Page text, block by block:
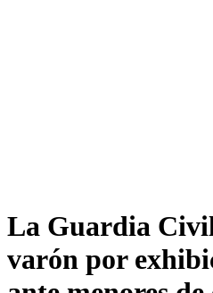
La Guardia
varón por